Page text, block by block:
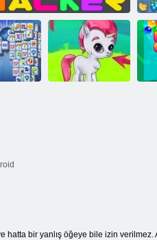
bir yanlış öğeye bile izin verilmez.